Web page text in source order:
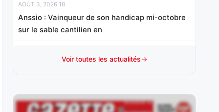
AOÛT 3, 2026 18
Anssio : Vainqueur de son handicap mi-octobre
sur le sable cantilien en
Mister Chang : Révélé d’emblée à ce niveau à 3
JUILLET 31, 2026 20
Nelliedonado : Programmée pour les handicaps,
Voir toutes les actualités